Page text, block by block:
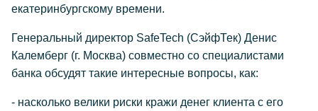
екатеринбургскому времени.
Генеральный директор SafeTech (СэйфТек) Денис
Калемберг (г. Москва) совместно со специалистами
банка обсудят такие интересные вопросы, как:
- насколько велики риски кражи денег клиента с его